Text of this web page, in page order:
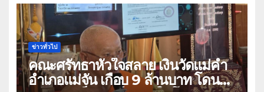
ข่าวทั่วไป
คณะศรัทธาหัวใจสลาย เงินวัดแม่คำ
อำเภอแม่จัน เกือบ 9 ล้านบาท โดน